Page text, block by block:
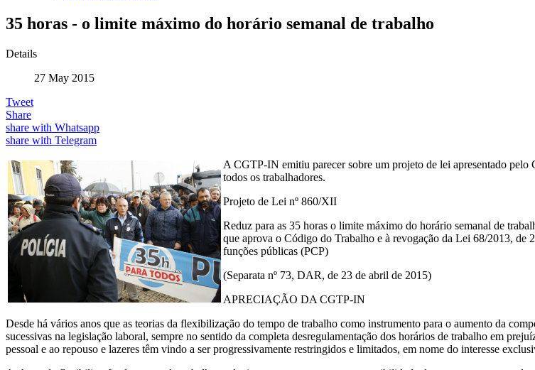
35 horas - o limite máximo do horário semanal de trabalho
Details
27 May 2015
Tweet
Share
share with Whatsapp
share with Telegram
A CGTP-IN emitiu parecer sobre um projeto de lei apresentado pelo
todos os trabalhadores.
Projeto de Lei nº 860/XII
Reduz para as 35 horas o limite máximo do horário semanal de
que aprova o Código do Trabalho e à revogação da Lei 68/2013, de
funções públicas (PCP)
(Separata nº 73, DAR, de 23 de abril de 2015)
APRECIAÇÃO DA CGTP-IN
Desde há vários anos que as teorias da flexibilização do tempo de trabalho como instrumento para o aumento da
sucessivas na legislação laboral, sempre no sentido da completa desregulamentação dos horários de trabalho em
pessoal e ao repouso e lazeres têm vindo a ser progressivamente restringidos e limitados, em nome do interesse